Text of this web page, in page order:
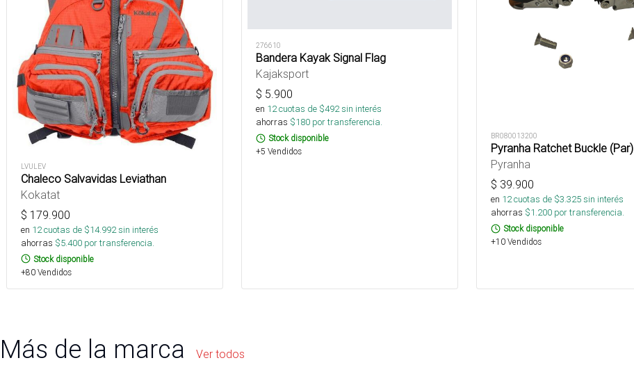
LVULEV
Chaleco Salvavidas Leviathan
Kokatat
$ 179.900
en 12cuotas de $14.992sin interés
ahorras $5.400 por transferencia.
Stock disponible
+80 Vendidos
276610
Bandera Kayak Signal Flag
Kajaksport
$ 5.900
en 12cuotas de $492sin interés
ahorras $180 por transferencia.
Stock disponible
+5 Vendidos
BR080013200
Pyranha Ratchet Buckle (Par)
Pyranha
$ 39.900
en 12cuotas de $3.325sin interés
ahorras $1.200 por transferencia.
Stock disponible
+10 Vendidos
Más de la marca Ver todos